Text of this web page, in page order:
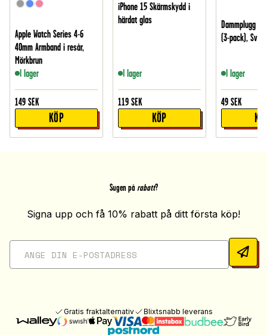
Apple Watch Series 4-6
40mm Armband i resår,
Mörkbrun
I lager
149 SEK
KÖP
iPhone 15 Skärmskydd i
härdat glas
I lager
119 SEK
KÖP
Dammplugg
(3-pack), Svart
I lager
49 SEK
Sugen på rabatt?
Signa upp och få 10% rabatt på ditt första köp!
Gratis fraktalternativ Blixtsnabb leverans